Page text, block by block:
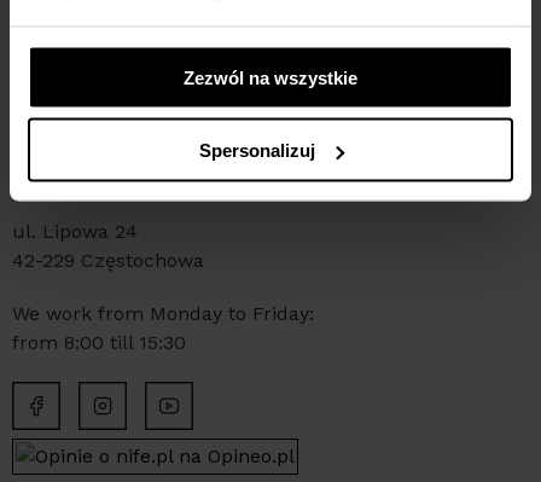
Zezwól na wszystkie
Spersonalizuj
WHOLESALE
ADDRESSES
ul. Lipowa 24
42-229 Częstochowa
We work from Monday to Friday:
from 8:00 till 15:30